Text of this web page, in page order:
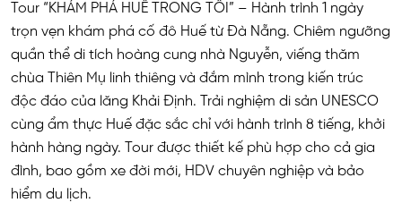
Tour “KHÁM PHÁ HUẾ TRONG TÔI” – Hành trình 1 ngày
trọn vẹn khám phá cố đô Huế từ Đà Nẵng. Chiêm ngưỡng
quần thể di tích hoàng cung nhà Nguyễn, viếng thăm
chùa Thiên Mụ linh thiêng và đắm mình trong kiến trúc
độc đáo của lăng Khải Định. Trải nghiệm di sản UNESCO
cùng ẩm thực Huế đặc sắc chỉ với hành trình 8 tiếng, khởi
hành hàng ngày. Tour được thiết kế phù hợp cho cả gia
đình, bao gồm xe đời mới, HDV chuyên nghiệp và bảo
hiểm du lịch.